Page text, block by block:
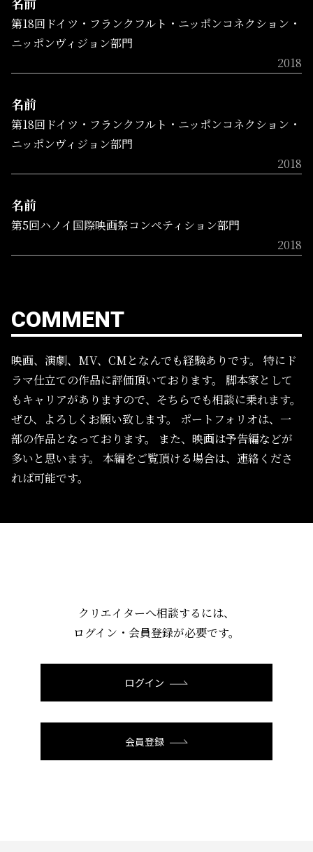
第18回ドイツ・フランクフルト・ニッポンコネクション・
ニッポンヴィジョン部門
2018
名前
第18回ドイツ・フランクフルト・ニッポンコネクション・
ニッポンヴィジョン部門
2018
名前
第5回ハノイ国際映画祭コンペティション部門
2018
COMMENT
映画、演劇、MV、CMとなんでも経験ありです。
特にド
ラマ仕立ての作品に評価頂いております。
脚本家として
もキャリアがありますので、そちらでも相談に乗れます。
ぜひ、よろしくお願い致します。
ポートフォリオは、一
部の作品となっております。
また、映画は予告編などが
多いと思います。
本編をご覧頂ける場合は、連絡くださ
れば可能です。
クリエイターへ相談するには、
ログイン・会員登録が必要です。
ログイン
会員登録